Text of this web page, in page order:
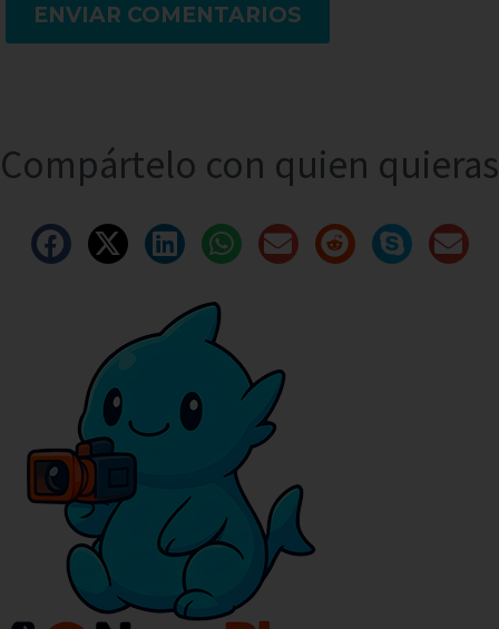
ENVIAR COMENTARIOS
Compártelo con quien quieras